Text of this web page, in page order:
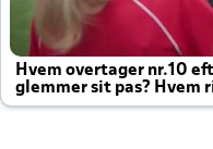
Hvem overtager nr.10
glemmer sit pas? Hvem
altid til efter kampe?